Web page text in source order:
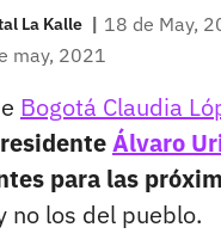
La Kalle | 18 de May,
may, 2021
Bogotá Claudia
Álvaro
para las
no los del pueblo.